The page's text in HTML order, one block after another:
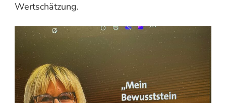
Wertschätzung.